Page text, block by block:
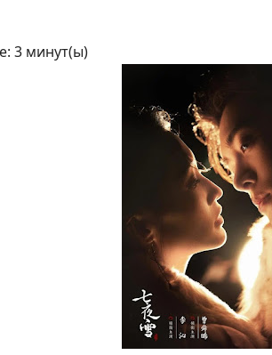
3 минут(ы)